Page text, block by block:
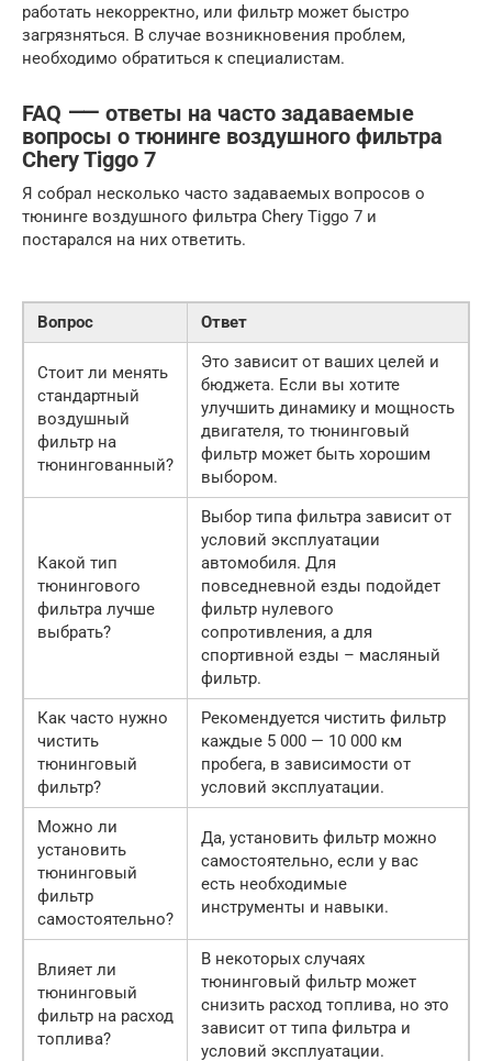
работать некорректно, или фильтр может быстро
загрязняться. В случае возникновения проблем,
необходимо обратиться к специалистам.
FAQ ⸺ ответы на часто задаваемые
вопросы о тюнинге воздушного фильтра
Chery Tiggo 7
Я собрал несколько часто задаваемых вопросов о
тюнинге воздушного фильтра Chery Tiggo 7 и
постарался на них ответить.
Вопрос Ответ
Стоит ли менять
стандартный
воздушный
фильтр на
тюнингованный?
Это зависит от ваших целей и
бюджета. Если вы хотите
улучшить динамику и мощность
двигателя, то тюнинговый
фильтр может быть хорошим
выбором.
Какой тип
тюнингового
фильтра лучше
выбрать?
Выбор типа фильтра зависит от
условий эксплуатации
автомобиля. Для
повседневной езды подойдет
фильтр нулевого
сопротивления, а для
спортивной езды – масляный
фильтр.
Как часто нужно
чистить
тюнинговый
фильтр?
Рекомендуется чистить фильтр
каждые 5 000 — 10 000 км
пробега, в зависимости от
условий эксплуатации.
Можно ли
установить
тюнинговый
фильтр
самостоятельно?
Да, установить фильтр можно
самостоятельно, если у вас
есть необходимые
инструменты и навыки.
Влияет ли
тюнинговый
фильтр на расход
топлива?
В некоторых случаях
тюнинговый фильтр может
снизить расход топлива, но это
зависит от типа фильтра и
условий эксплуатации.